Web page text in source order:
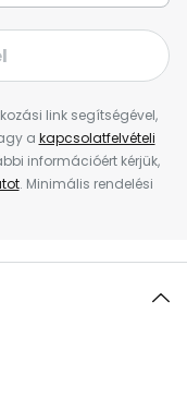
link segítségével,
a kapcsolatfelvételi
információért kérjük,
. Minimális rendelési